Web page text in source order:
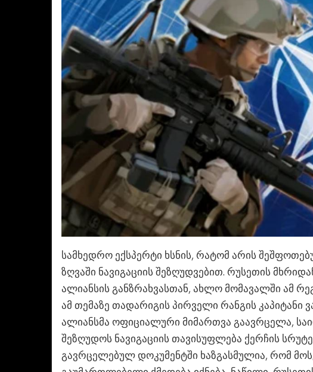
სამხედრო ექსპერტი ხსნის, რატომ არის
ზღვაში ნავიგაციის შეზღუდვებით. რუსეთის
ალიანსის განზრახვასთან, ახლო მომავალში ამ
ამ თემაზე თადარიგის პირველი რანგის კაპიტანი
ალიანსმა ოფიციალური მიმართვა გაავრცელა,
შეზღუდოს ნავიგაციის თავისუფლება ქერჩის
გავრცელებულ დოკუმენტში ხაზგასმულია, რომ